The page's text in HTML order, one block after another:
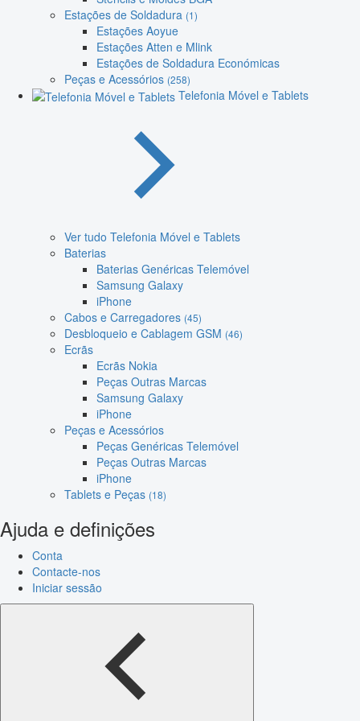
Estações de Soldadura (1)
Estações Aoyue
Estações Atten e Mlink
Estações de Soldadura Económicas
Peças e Acessórios (258)
Telefonia Móvel e Tablets
Ver tudo Telefonia Móvel e Tablets
Baterias
Baterias Genéricas Telemóvel
Samsung Galaxy
iPhone
Cabos e Carregadores (45)
Desbloqueio e Cablagem GSM (46)
Ecrãs
Ecrãs Nokia
Peças Outras Marcas
Samsung Galaxy
iPhone
Peças e Acessórios
Peças Genéricas Telemóvel
Peças Outras Marcas
iPhone
Tablets e Peças (18)
Ajuda e definições
Conta
Contacte-nos
Iniciar sessão